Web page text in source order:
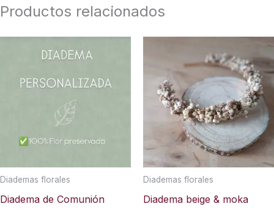
Productos relacionados
Diademas florales
Diadema de Comunión
Diademas florales
Diadema beige & moka